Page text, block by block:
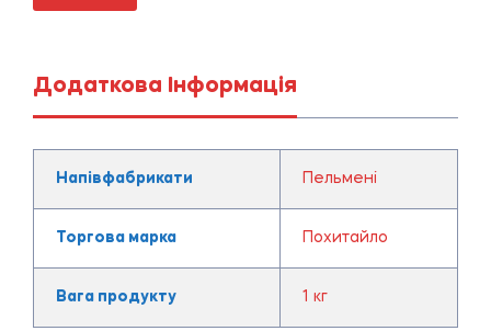
Додаткова Інформація
Напівфабрикати Пельмені
Торгова марка Похитайло
Вага продукту 1 кг